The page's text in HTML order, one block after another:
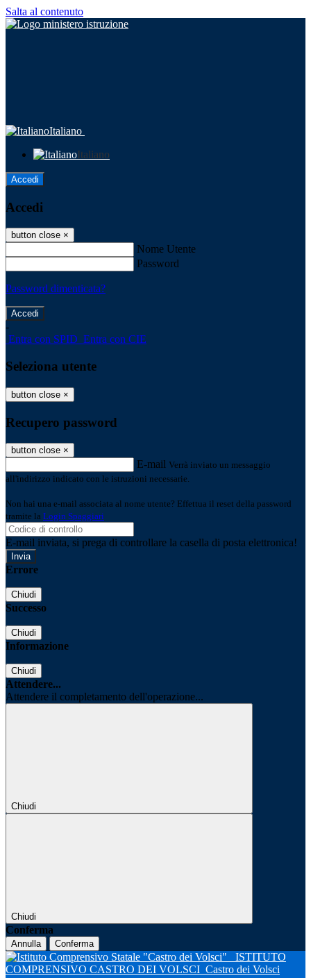
Salta al contenuto
Italiano
Italiano
Accedi
Accedi
button close ×
Nome Utente
Password
Password dimenticata?
-
Entra con SPID Entra con CIE
Seleziona utente
button close ×
Recupero password
button close ×
E-mail Verrà inviato un messaggio
all'indirizzo indicato con le istruzioni necessarie.
Non hai una e-mail associata al nome utente? Effettua il reset della password
tramite la Login Spaggiari
E-mail inviata, si prega di controllare la casella di posta elettronica!
Errore
Chiudi
Successo
Chiudi
Informazione
Chiudi
Attendere...
Attendere il completamento dell'operazione...
Chiudi
Chiudi
Conferma
Annulla Conferma
ISTITUTO
COMPRENSIVO CASTRO DEI VOLSCI Castro dei Volsci